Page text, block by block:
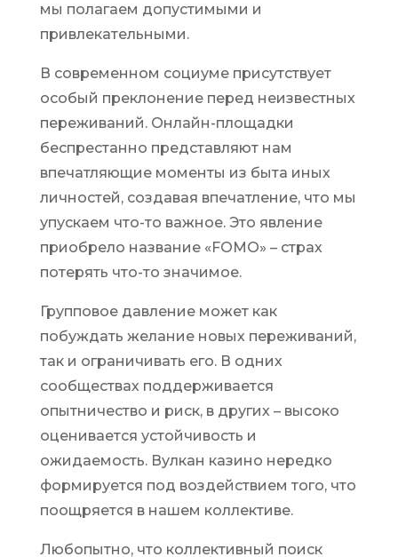
мы полагаем допустимыми и
привлекательными.
В современном социуме присутствует
особый преклонение перед неизвестных
переживаний. Онлайн-площадки
беспрестанно представляют нам
впечатляющие моменты из быта иных
личностей, создавая впечатление, что мы
упускаем что-то важное. Это явление
приобрело название «FOMO» – страх
потерять что-то значимое.
Групповое давление может как
побуждать желание новых переживаний,
так и ограничивать его. В одних
сообществах поддерживается
опытничество и риск, в других – высоко
оценивается устойчивость и
ожидаемость. Вулкан казино нередко
формируется под воздействием того, что
поощряется в нашем коллективе.
Любопытно, что коллективный поиск